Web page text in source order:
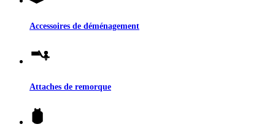
Accessoires de déménagement
Attaches de remorque